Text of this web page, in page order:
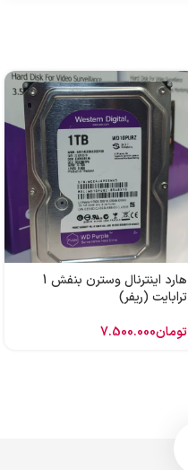
هارد اینترنال وسترن بنفش 1
ترابایت (ریفر)
تومان7.500.000